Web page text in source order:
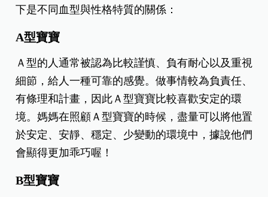
下是不同血型與性格特質的關係：
A型寶寶
Ａ型的人通常被認為比較謹慎、負有耐心以及重視
細節，給人一種可靠的感覺。做事情較為負責任、
有條理和計畫，因此Ａ型寶寶比較喜歡安定的環
境。媽媽在照顧Ａ型寶寶的時候，盡量可以將他置
於安定、安靜、穩定、少變動的環境中，據說他們
會顯得更加乖巧喔！
B型寶寶